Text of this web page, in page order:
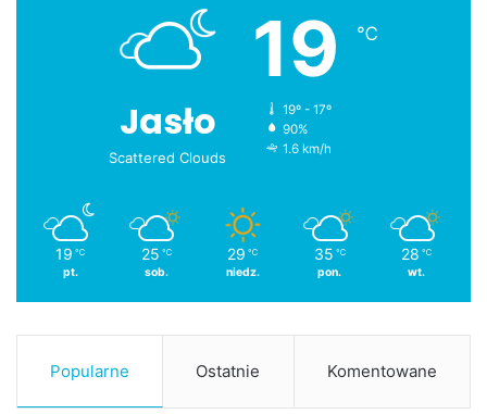
Jasło
Scattered Clouds
19 ℃
19º - 17º
90%
1.6 km/h
19 ℃
pt.
25 ℃
sob.
29 ℃
niedz.
35 ℃
pon.
28 ℃
wt.
Popularne Ostatnie Komentowane